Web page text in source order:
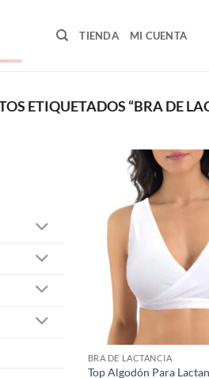
TIENDA MI CUENTA
ETIQUETADOS “BRA DE
BRA DE LACTANCIA
Top Algodón Para